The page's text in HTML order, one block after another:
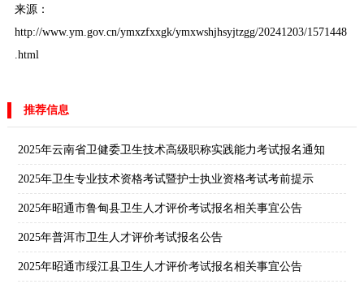
来源：
http://www.ym.gov.cn/ymxzfxxgk/ymxwshjhsyjtzgg/20241203/1571448
.html
推荐信息
2025年云南省卫健委卫生技术高级职称实践能力考试报名通知
2025年卫生专业技术资格考试暨护士执业资格考试考前提示
2025年昭通市鲁甸县卫生人才评价考试报名相关事宜公告
2025年普洱市卫生人才评价考试报名公告
2025年昭通市绥江县卫生人才评价考试报名相关事宜公告